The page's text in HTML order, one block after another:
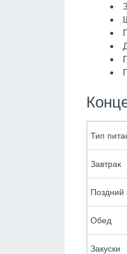
Тип
Завтрак
Поздний
Обед
Закуски